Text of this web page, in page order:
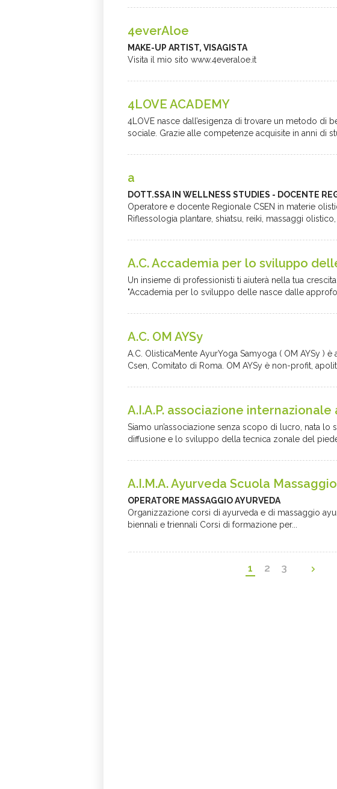
4everAloe
MAKE-UP ARTIST, VISAGISTA
Visita il mio sito www.4everaloe.it
4LOVE ACADEMY
4LOVE nasce dall’esigenza di trovare un metodo di
sociale. Grazie alle competenze acquisite in anni di
a
DOTT.SSA IN WELLNESS STUDIES - DOCENTE
Operatore e docente Regionale CSEN in materie
Riflessologia plantare, shiatsu, reiki, massaggi olistico,
A.C. Accademia per lo sviluppo
Un insieme di professionisti ti aiuterà nella tua
"Accademia per lo sviluppo delle nasce dalle
A.C. OM AYSy
A.C. OlisticaMente AyurYoga Samyoga ( OM AYSy )
Csen, Comitato di Roma. OM AYSy è non-profit,
A.I.A.P. associazione
Siamo un’associazione senza scopo di lucro, nata
diffusione e lo sviluppo della tecnica zonale del
A.I.M.A. Ayurveda Scuola
OPERATORE MASSAGGIO AYURVEDA
Organizzazione corsi di ayurveda e di massaggio
biennali e triennali Corsi di formazione per...
1 2 3